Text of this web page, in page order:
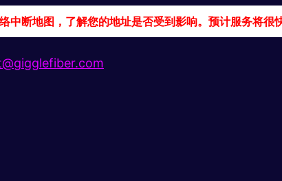
中断地图，了解您的地址是否受到影响。预计服务将很